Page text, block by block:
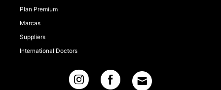
Plan Premium
Marcas
Suppliers
International Doctors